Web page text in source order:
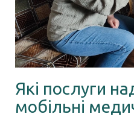
Які послуги
мобільні